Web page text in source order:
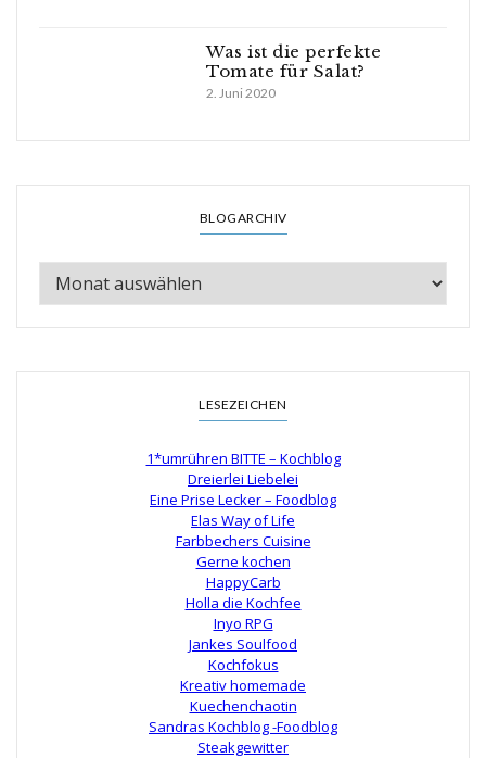
Was ist die perfekte
Tomate für Salat?
2. Juni 2020
BLOGARCHIV
LESEZEICHEN
1*umrühren BITTE – Kochblog
Dreierlei Liebelei
Eine Prise Lecker – Foodblog
Elas Way of Life
Farbbechers Cuisine
Gerne kochen
HappyCarb
Holla die Kochfee
Inyo RPG
Jankes Soulfood
Kochfokus
Kreativ homemade
Kuechenchaotin
Sandras Kochblog -Foodblog
Steakgewitter